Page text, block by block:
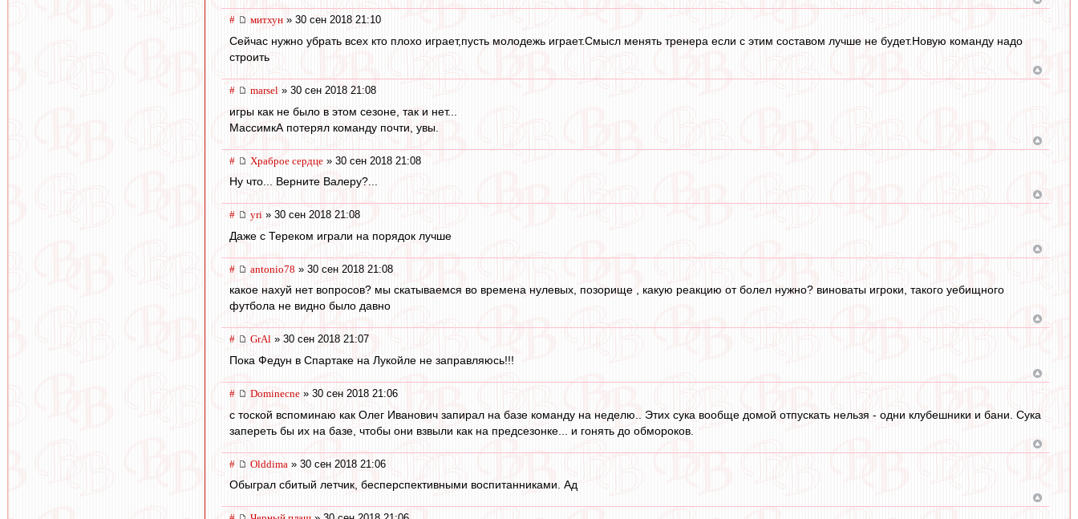
# митхун » 30 сен 2018 21:10
Сейчас нужно убрать всех кто плохо играет,пусть молодежь играет.Смысл менять тренера если с этим составом лучше не будет.Новую команду надо
строить
# marsel » 30 сен 2018 21:08
игры как не было в этом сезоне, так и нет...
МассимкА потерял команду почти, увы.
# Храброе сердце » 30 сен 2018 21:08
Ну что... Верните Валеру?...
# yri » 30 сен 2018 21:08
Даже с Тереком играли на порядок лучше
# antonio78 » 30 сен 2018 21:08
какое нахуй нет вопросов? мы скатываемся во времена нулевых, позорище , какую реакцию от болел нужно? виноваты игроки, такого уебищного
футбола не видно было давно
# GrAl » 30 сен 2018 21:07
Пока Федун в Спартаке на Лукойле не заправляюсь!!!
# Dominecne » 30 сен 2018 21:06
с тоской вспоминаю как Олег Иванович запирал на базе команду на неделю.. Этих сука вообще домой отпускать нельзя - одни клубешники и бани. Сука
запереть бы их на базе, чтобы они взвыли как на предсезонке... и гонять до обмороков.
# Olddima » 30 сен 2018 21:06
Обыграл сбитый летчик, бесперспективными воспитанниками. Ад